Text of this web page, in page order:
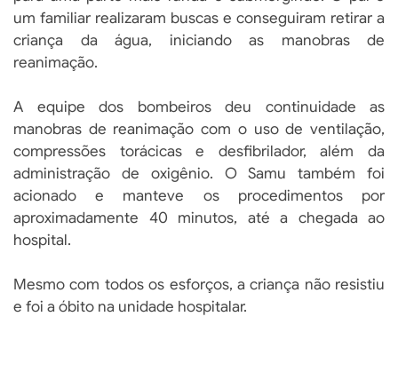
um familiar realizaram buscas e conseguiram retirar a
criança da água, iniciando as manobras de
reanimação.
A equipe dos bombeiros deu continuidade as
manobras de reanimação com o uso de ventilação,
compressões torácicas e desfibrilador, além da
administração de oxigênio. O Samu também foi
acionado e manteve os procedimentos por
aproximadamente 40 minutos, até a chegada ao
hospital.
Mesmo com todos os esforços, a criança não resistiu
e foi a óbito na unidade hospitalar.